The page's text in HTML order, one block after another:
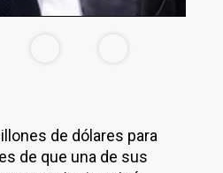
de dólares para
de que una de sus